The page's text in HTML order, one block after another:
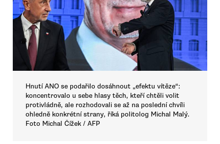
Hnutí ANO se podařilo dosáhnout „efektu vítěze“:
koncentrovalo u sebe hlasy těch, kteří chtěli volit
protivládně, ale rozhodovali se až na poslední chvíli
ohledně konkrétní strany, říká politolog Michal Malý.
Foto Michal Čížek / AFP